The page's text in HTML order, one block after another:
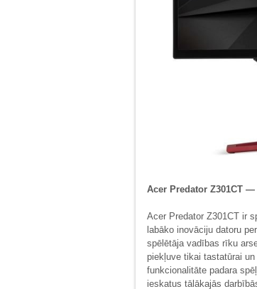
Acer Predator Z301CT
Acer Predator Z301CT ir
labāko inovāciju datoru
spēlētāja vadības rīku
piekļuve tikai tastatūrai
funkcionalitāte padara
ieskatus tālākajās